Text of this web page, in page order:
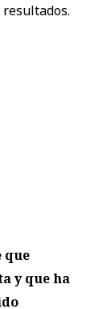
que
y que ha